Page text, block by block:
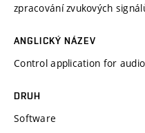
zpracování zvukových
ANGLICKÝ NÁZEV
Control application for
DRUH
Software